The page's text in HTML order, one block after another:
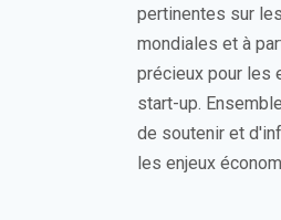
pertinentes sur
mondiales et à
précieux pour les
start-up.
de soutenir et
les enjeux